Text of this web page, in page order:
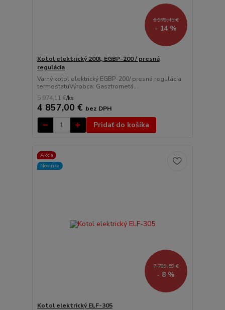
6 970,41 €
- 14 %
Kotol elektrický 200l, EGBP-200 / presná
regulácia
Varný kotol elektrický EGBP-200/ presná regulácia
termostatuVýrobca: Gasztrometá...
5 974,11 €/ks
4 857,00 € bez DPH
Pridať do košíka
Akcia
Novinka
7 789,59 €
- 8 %
Kotol elektrický ELF-305